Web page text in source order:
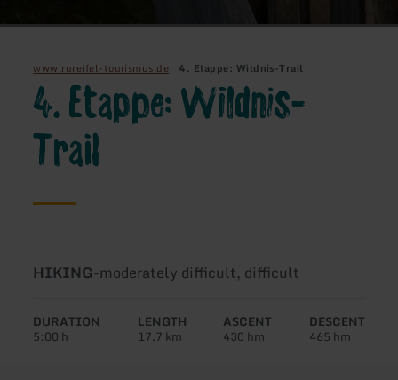
www.rureifel-tourismus.de 4. Etappe: Wildnis-Trail
4. Etappe: Wildnis-
Trail
Type
tour:
HIKING-Difficulty:
moderately difficult, difficult
DURATION
5:00 h
LENGTH
17.7 km
ASCENT
430 hm
DESCENT
465 hm